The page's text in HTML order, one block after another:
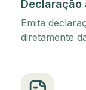
Declaração
Emita
diretamente